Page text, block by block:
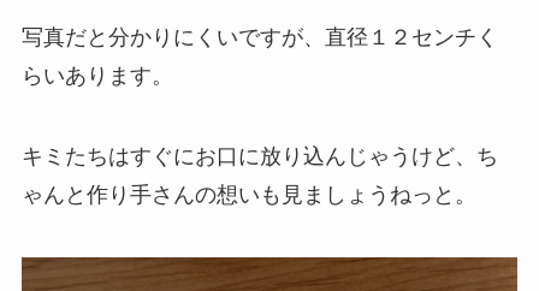
写真だと分かりにくいですが、直径１２センチく
らいあります。
キミたちはすぐにお口に放り込んじゃうけど、ち
ゃんと作り手さんの想いも見ましょうねっと。